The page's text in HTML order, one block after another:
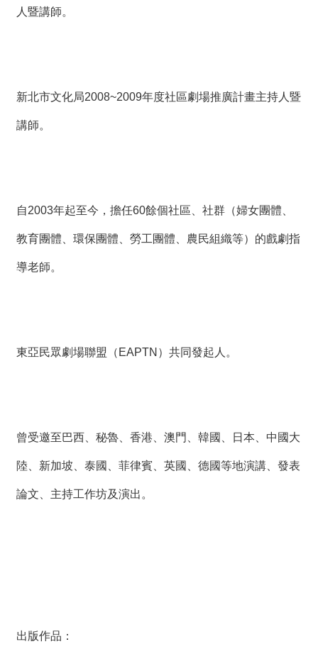
人暨講師。
新北市文化局2008~2009年度社區劇場推廣計畫主持人暨
講師。
自2003年起至今，擔任60餘個社區、社群（婦女團體、
教育團體、環保團體、勞工團體、農民組織等）的戲劇指
導老師。
東亞民眾劇場聯盟（EAPTN）共同發起人。
曾受邀至巴西、秘魯、香港、澳門、韓國、日本、中國大
陸、新加坡、泰國、菲律賓、英國、德國等地演講、發表
論文、主持工作坊及演出。
出版作品：